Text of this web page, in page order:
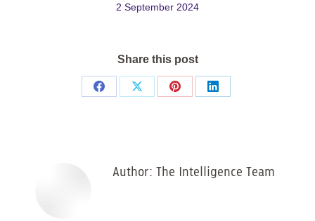
2 September 2024
Share this post
Share
Share
Share
Share
Author: The Intelligence Team